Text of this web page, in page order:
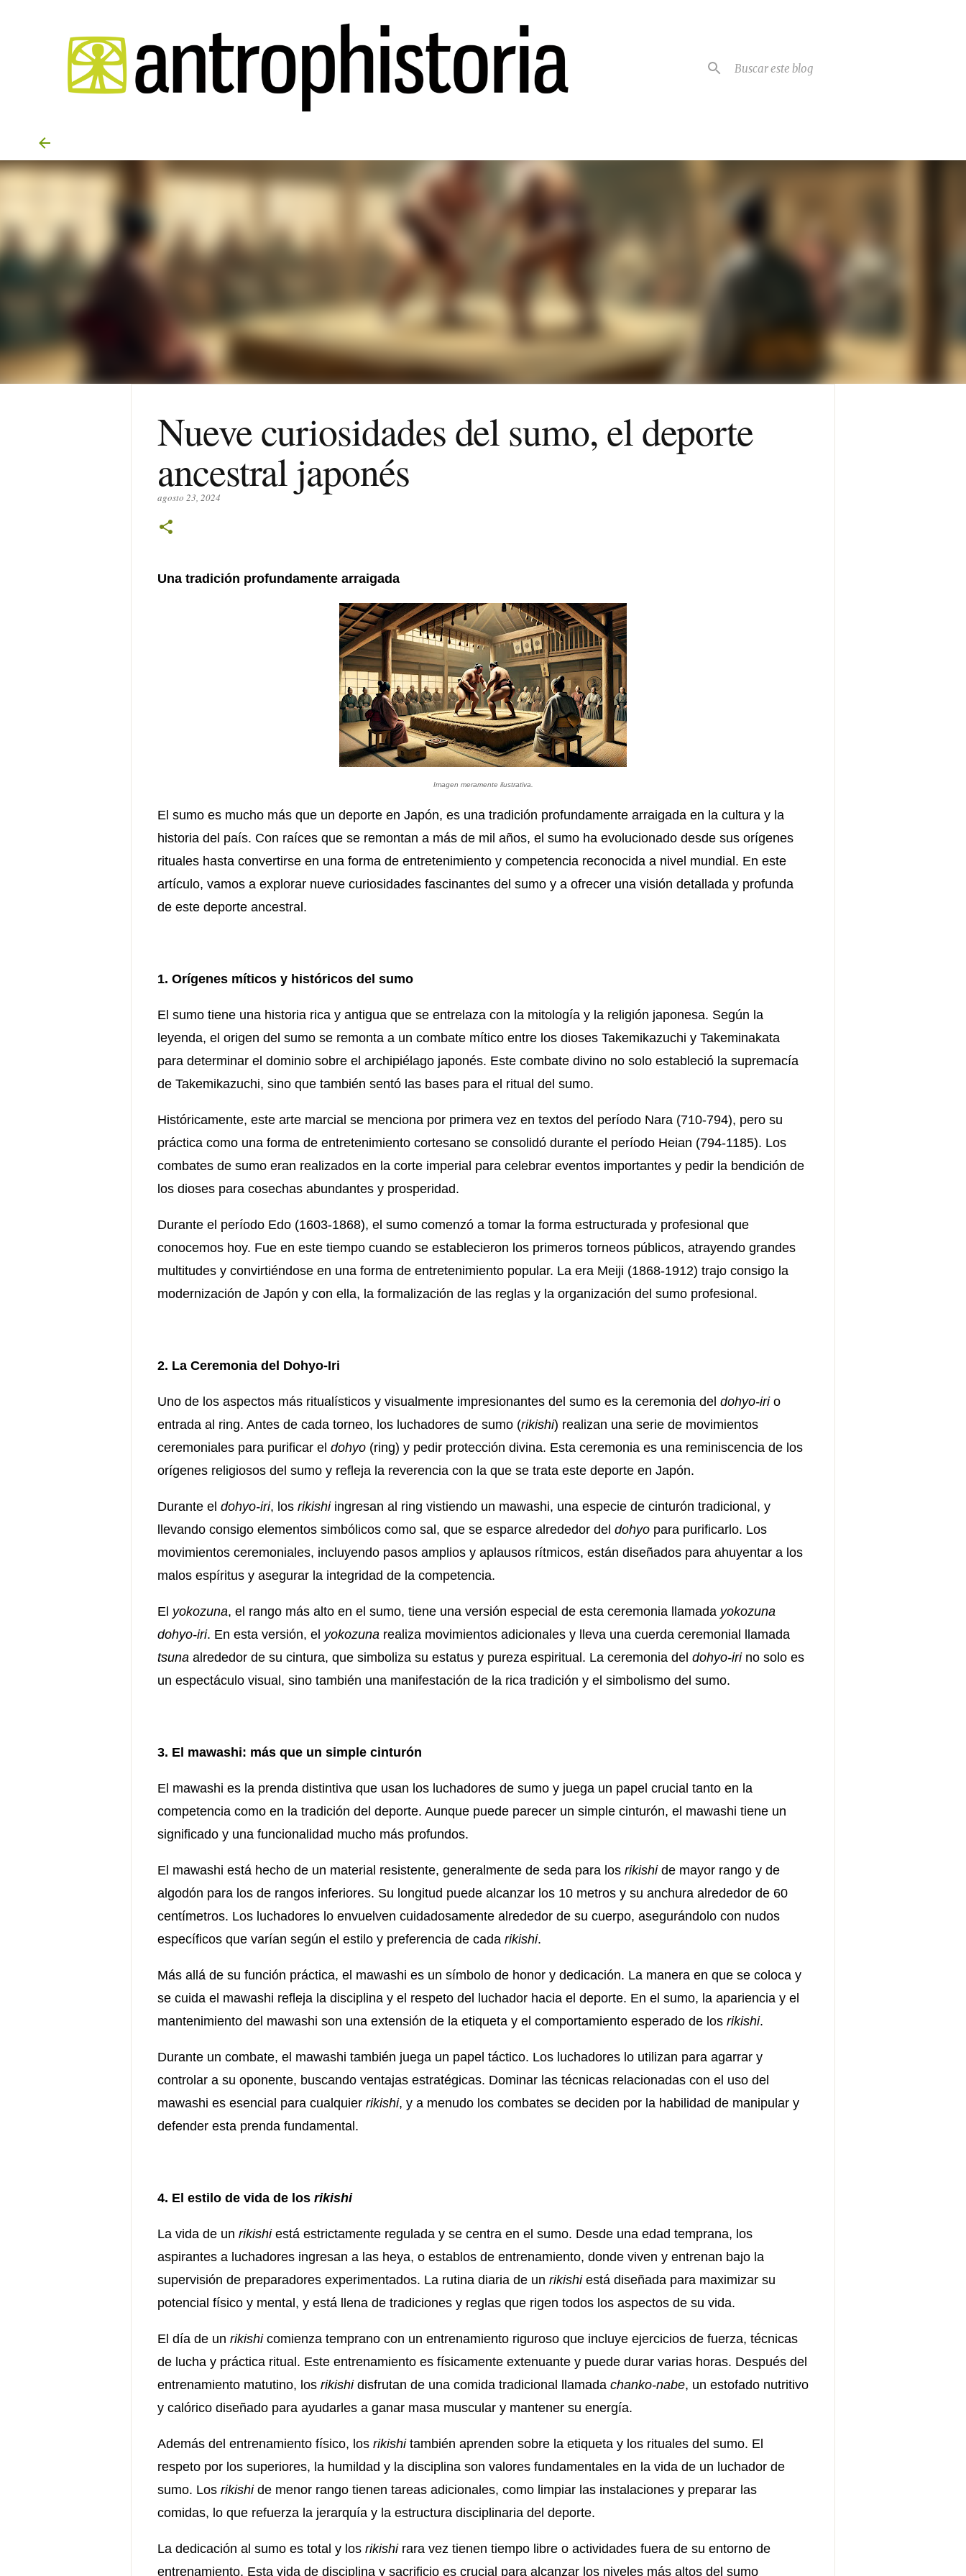
Nueve curiosidades del sumo, el deporte
ancestral japonés
agosto 23, 2024
Una tradición profundamente arraigada
Imagen meramente ilustrativa.
El sumo es mucho más que un deporte en Japón, es una tradición profundamente arraigada en la cultura y la
historia del país. Con raíces que se remontan a más de mil años, el sumo ha evolucionado desde sus orígenes
rituales hasta convertirse en una forma de entretenimiento y competencia reconocida a nivel mundial. En este
artículo, vamos a explorar nueve curiosidades fascinantes del sumo y a ofrecer una visión detallada y profunda
de este deporte ancestral.
1. Orígenes míticos y históricos del sumo
El sumo tiene una historia rica y antigua que se entrelaza con la mitología y la religión japonesa. Según la
leyenda, el origen del sumo se remonta a un combate mítico entre los dioses Takemikazuchi y Takeminakata
para determinar el dominio sobre el archipiélago japonés. Este combate divino no solo estableció la supremacía
de Takemikazuchi, sino que también sentó las bases para el ritual del sumo.
Históricamente, este arte marcial se menciona por primera vez en textos del período Nara (710-794), pero su
práctica como una forma de entretenimiento cortesano se consolidó durante el período Heian (794-1185). Los
combates de sumo eran realizados en la corte imperial para celebrar eventos importantes y pedir la bendición de
los dioses para cosechas abundantes y prosperidad.
Durante el período Edo (1603-1868), el sumo comenzó a tomar la forma estructurada y profesional que
conocemos hoy. Fue en este tiempo cuando se establecieron los primeros torneos públicos, atrayendo grandes
multitudes y convirtiéndose en una forma de entretenimiento popular. La era Meiji (1868-1912) trajo consigo la
modernización de Japón y con ella, la formalización de las reglas y la organización del sumo profesional.
2. La Ceremonia del Dohyo-Iri
Uno de los aspectos más ritualísticos y visualmente impresionantes del sumo es la ceremonia del dohyo-iri o
entrada al ring. Antes de cada torneo, los luchadores de sumo (rikishi) realizan una serie de movimientos
ceremoniales para purificar el dohyo (ring) y pedir protección divina. Esta ceremonia es una reminiscencia de los
orígenes religiosos del sumo y refleja la reverencia con la que se trata este deporte en Japón.
Durante el dohyo-iri, los rikishi ingresan al ring vistiendo un mawashi, una especie de cinturón tradicional, y
llevando consigo elementos simbólicos como sal, que se esparce alrededor del dohyo para purificarlo. Los
movimientos ceremoniales, incluyendo pasos amplios y aplausos rítmicos, están diseñados para ahuyentar a los
malos espíritus y asegurar la integridad de la competencia.
El yokozuna, el rango más alto en el sumo, tiene una versión especial de esta ceremonia llamada yokozuna
dohyo-iri. En esta versión, el yokozuna realiza movimientos adicionales y lleva una cuerda ceremonial llamada
tsuna alrededor de su cintura, que simboliza su estatus y pureza espiritual. La ceremonia del dohyo-irino solo es
un espectáculo visual, sino también una manifestación de la rica tradición y el simbolismo del sumo.
3. El mawashi: más que un simple cinturón
El mawashi es la prenda distintiva que usan los luchadores de sumo y juega un papel crucial tanto en la
competencia como en la tradición del deporte. Aunque puede parecer un simple cinturón, el mawashi tiene un
significado y una funcionalidad mucho más profundos.
El mawashi está hecho de un material resistente, generalmente de seda para los rikishi de mayor rango y de
algodón para los de rangos inferiores. Su longitud puede alcanzar los 10 metros y su anchura alrededor de 60
centímetros. Los luchadores lo envuelven cuidadosamente alrededor de su cuerpo, asegurándolo con nudos
específicos que varían según el estilo y preferencia de cada rikishi.
Más allá de su función práctica, el mawashi es un símbolo de honor y dedicación. La manera en que se coloca y
se cuida el mawashi refleja la disciplina y el respeto del luchador hacia el deporte. En el sumo, la apariencia y el
mantenimiento del mawashi son una extensión de la etiqueta y el comportamiento esperado de los rikishi.
Durante un combate, el mawashi también juega un papel táctico. Los luchadores lo utilizan para agarrar y
controlar a su oponente, buscando ventajas estratégicas. Dominar las técnicas relacionadas con el uso del
mawashi es esencial para cualquier rikishi, y a menudo los combates se deciden por la habilidad de manipular y
defender esta prenda fundamental.
4. El estilo de vida de los rikishi
La vida de un rikishi está estrictamente regulada y se centra en el sumo. Desde una edad temprana, los
aspirantes a luchadores ingresan a las heya, o establos de entrenamiento, donde viven y entrenan bajo la
supervisión de preparadores experimentados. La rutina diaria de un rikishi está diseñada para maximizar su
potencial físico y mental, y está llena de tradiciones y reglas que rigen todos los aspectos de su vida.
El día de un rikishi comienza temprano con un entrenamiento riguroso que incluye ejercicios de fuerza, técnicas
de lucha y práctica ritual. Este entrenamiento es físicamente extenuante y puede durar varias horas. Después del
entrenamiento matutino, los rikishi disfrutan de una comida tradicional llamada chanko-nabe, un estofado nutritivo
y calórico diseñado para ayudarles a ganar masa muscular y mantener su energía.
Además del entrenamiento físico, los rikishi también aprenden sobre la etiqueta y los rituales del sumo. El
respeto por los superiores, la humildad y la disciplina son valores fundamentales en la vida de un luchador de
sumo. Los rikishi de menor rango tienen tareas adicionales, como limpiar las instalaciones y preparar las
comidas, lo que refuerza la jerarquía y la estructura disciplinaria del deporte.
La dedicación al sumo es total y los rikishi rara vez tienen tiempo libre o actividades fuera de su entorno de
entrenamiento. Esta vida de disciplina y sacrificio es crucial para alcanzar los niveles más altos del sumo